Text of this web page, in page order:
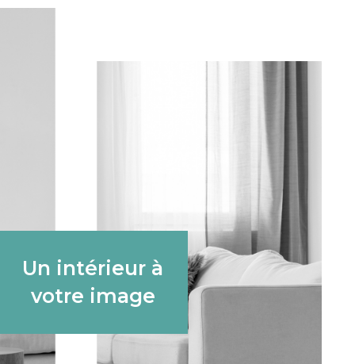
Un intérieur à
votre image